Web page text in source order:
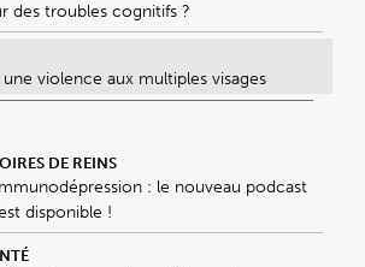
des troubles cognitifs ?
violence aux multiples visages
DE REINS
: le nouveau podcast
disponible !